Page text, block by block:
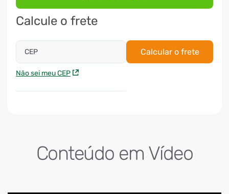
Calcule o frete
CEP
Não sei meu CEP
Calcular o frete
Conteúdo em Vídeo